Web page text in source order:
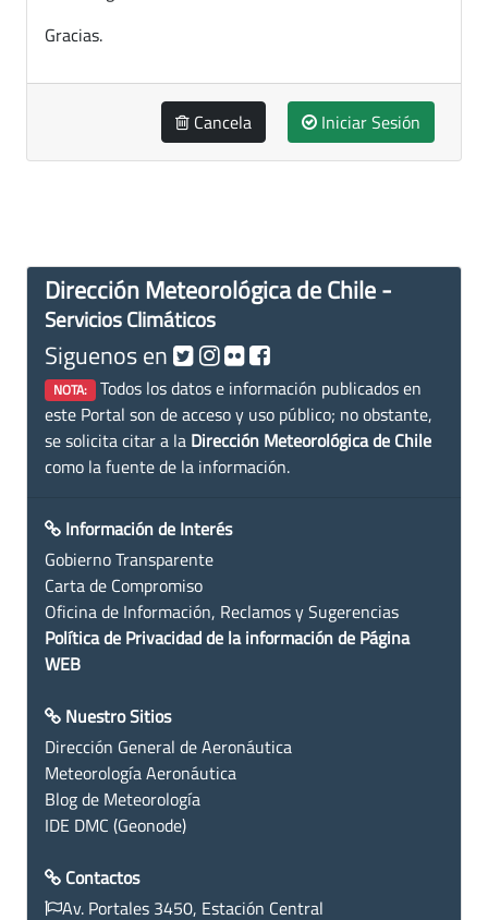
Gracias.
Cancela Iniciar Sesión
Dirección Meteorológica de Chile -
Servicios Climáticos
Siguenos en
NOTA: Todos los datos e información publicados en
este Portal son de acceso y uso público; no obstante,
se solicita citar a la Dirección Meteorológica de Chile
como la fuente de la información.
Información de Interés
Gobierno Transparente
Carta de Compromiso
Oficina de Información, Reclamos y Sugerencias
Política de Privacidad de la información de Página
WEB
Nuestro Sitios
Dirección General de Aeronáutica
Meteorología Aeronáutica
Blog de Meteorología
IDE DMC (Geonode)
Contactos
Av. Portales 3450, Estación Central